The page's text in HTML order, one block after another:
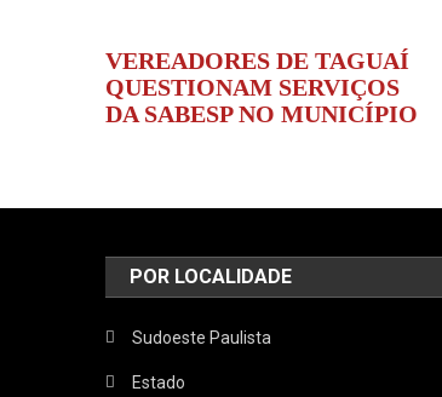
VEREADORES DE TAGUAÍ
QUESTIONAM SERVIÇOS
DA SABESP NO MUNICÍPIO
POR LOCALIDADE
Sudoeste Paulista
Estado